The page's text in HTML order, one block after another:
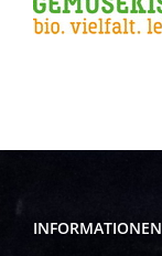
INFORMATIONEN